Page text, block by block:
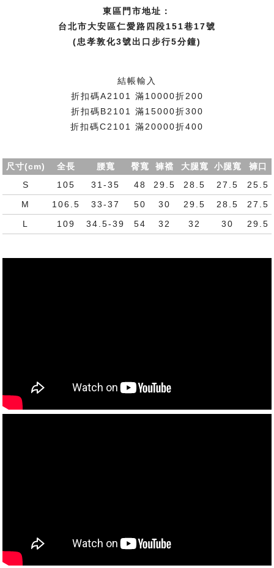
東區門市地址：
台北市大安區仁愛路四段151巷17號
(忠孝敦化3號出口步行5分鐘)
結帳輸入
折扣碼A2101 滿10000折200
折扣碼B2101 滿15000折300
折扣碼C2101 滿20000折400
尺寸(cm) 全長 腰寬 臀寬 褲襠 大腿寬 小腿寬
褲口
S
105 31-35 48 29.5 28.5 27.5
25.5
M
106.5 33-37 50 30 29.5 28.5
27.5
L
109 34.5-39 54 32 32 30 29.5